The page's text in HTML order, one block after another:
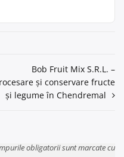
Bob Fruit Mix S.R.L. –
și conservare fructe
și legume în Chendremal
obligatorii sunt marcate cu